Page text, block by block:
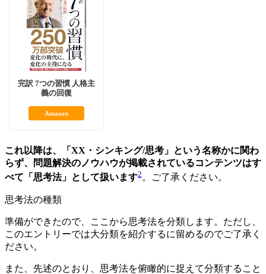
完訳 7つの習慣 人格主
義の回復
Amazon
これ以降は、「XX・シンキング/思考」という名称かに関わ
らず、問題解決のノウハウが掲載されているコンテンツはす
べて「思考法」として扱います2。ご了承ください。
思考法の種類
準備ができたので、ここから思考法を分類します。ただし、
このエントリーでは大分類を紹介するに留めるのでご了承く
ださい。
また、先述のとおり、思考法を俯瞰的に捉えて分類すること